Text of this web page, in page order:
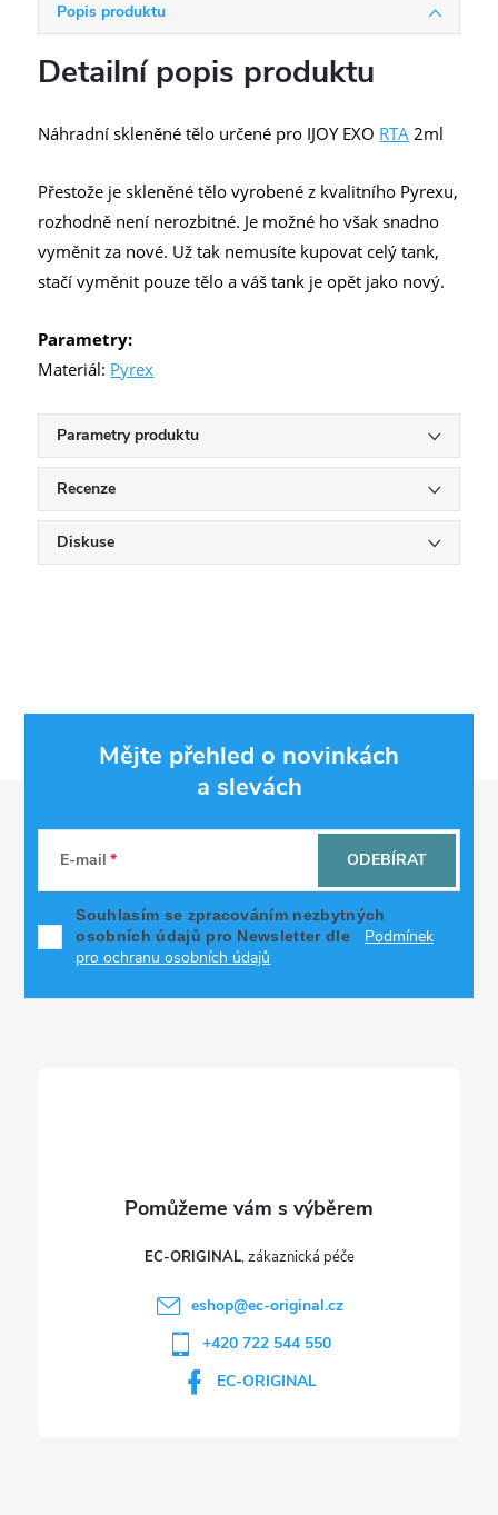
Popis produktu
Detailní popis produktu
Náhradní skleněné tělo určené pro IJOY EXO RTA 2ml
Přestože je skleněné tělo vyrobené z kvalitního Pyrexu,
rozhodně není nerozbitné. Je možné ho však snadno
vyměnit za nové. Už tak nemusíte kupovat celý tank,
stačí vyměnit pouze tělo a váš tank je opět jako nový.
Parametry:
Materiál: Pyrex
Parametry produktu
Recenze
Diskuse
Mějte přehled o novinkách
a slevách
E-mail
Souhlasím se zpracováním nezbytných
osobních údajů pro Newsletter dle
Podmínek
pro ochranu osobních údajů
ODEBÍRAT
EC-ORIGINAL
eshop@ec-original.cz
+420 722 544 550
EC-ORIGINAL